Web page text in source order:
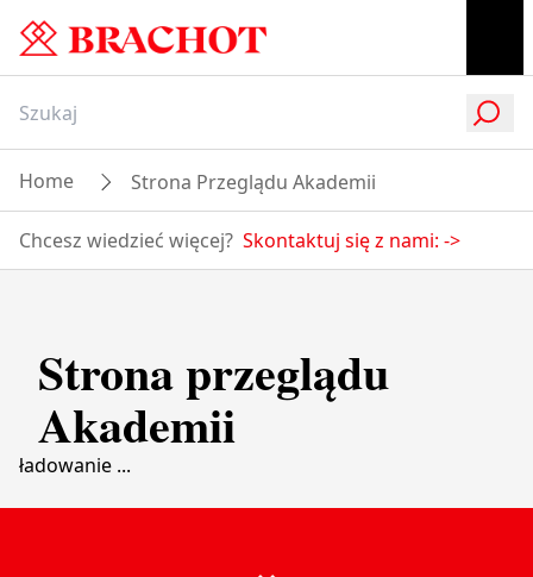
Home Strona Przeglądu Akademii
Chcesz wiedzieć więcej? Skontaktuj się z nami: ->
Strona przeglądu
Akademii
ładowanie ...